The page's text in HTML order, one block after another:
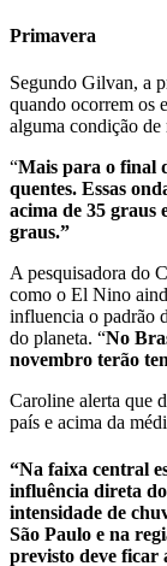
Primavera
Segundo Gilvan, a
quando ocorrem os
alguma condição de
“Mais para o final
quentes. Essas
acima de 35 graus
graus.”
A pesquisadora do
como o El Nino
influencia o padrão
do planeta. “No
novembro terão
Caroline alerta que
país e acima da
“Na faixa central
influência direta
intensidade de
São Paulo e na
previsto deve ficar